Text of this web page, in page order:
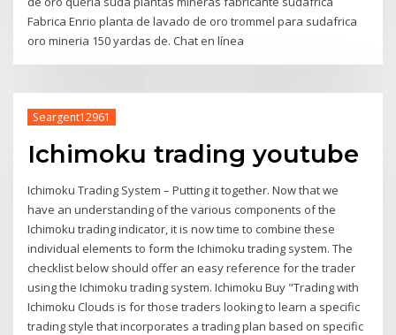
Fabrica Enrio planta de lavado de oro trommel para sudafrica
oro mineria 150 yardas de. Chat en línea
Seargent12961
Ichimoku trading youtube
Ichimoku Trading System – Putting it together. Now that we
have an understanding of the various components of the
Ichimoku trading indicator, it is now time to combine these
individual elements to form the Ichimoku trading system. The
checklist below should offer an easy reference for the trader
using the Ichimoku trading system. Ichimoku Buy "Trading with
Ichimoku Clouds is for those traders looking to learn a specific
trading style that incorporates a trading plan based on specific